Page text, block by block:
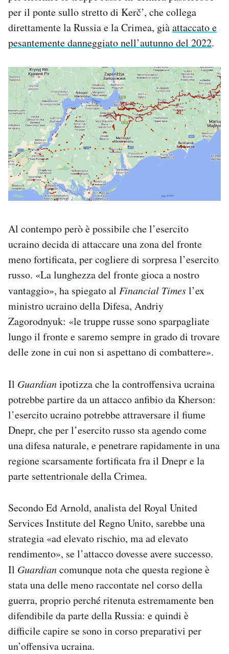
per il ponte sullo stretto di Kerč’, che collega
direttamente la Russia e la Crimea, giàattaccato e
pesantemente danneggiato nell’autunno del 2022.
Al contempo però è possibile che l’esercito
ucraino decida di attaccare una zona del fronte
meno fortificata, per cogliere di sorpresa l’esercito
russo. «La lunghezza del fronte gioca a nostro
vantaggio», ha spiegato al Financial Timesl’ex
ministro ucraino della Difesa, Andriy
Zagorodnyuk: «le truppe russe sono sparpagliate
lungo il fronte e saremo sempre in grado di trovare
delle zone in cui non si aspettano di combattere».
Il Guardianipotizza che la controffensiva ucraina
potrebbe partire da un attacco anfibio da Kherson:
l’esercito ucraino potrebbe attraversare il fiume
Dnepr, che per l’esercito russo sta agendo come
una difesa naturale, e penetrare rapidamente in una
regione scarsamente fortificata fra il Dnepr e la
parte settentrionale della Crimea.
Secondo Ed Arnold, analista del Royal United
Services Institute del Regno Unito, sarebbe una
strategia «ad elevato rischio, ma ad elevato
rendimento», se l’attacco dovesse avere successo.
Il Guardiancomunque nota che questa regione è
stata una delle meno raccontate nel corso della
guerra, proprio perché ritenuta estremamente ben
difendibile da parte della Russia: e quindi è
difficile capire se sono in corso preparativi per
un’offensiva ucraina.